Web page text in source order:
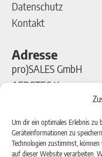
Um dir ein optimales Erlebnis zu
Geräteinformationen zu
Technologien zustimmst,
auf dieser Website verarbeiten.
Datenschutz
Kontakt
Adresse
pro)SALES GmbH
AEROTEC
Ferdinand-Porsche-
63500 Seligenstadt